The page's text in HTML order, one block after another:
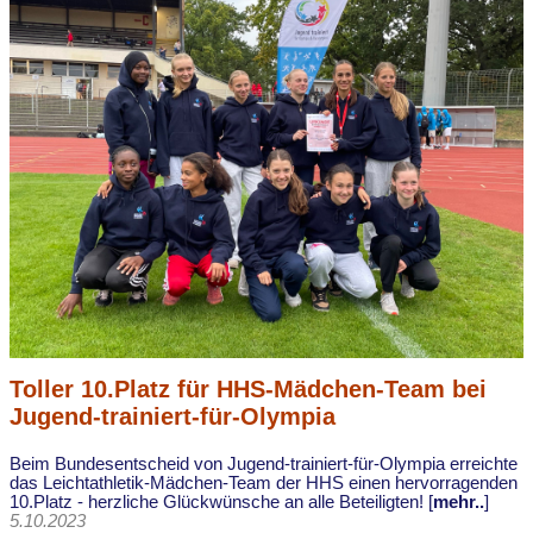
Toller 10.Platz für HHS-Mädchen-Team bei
Jugend-trainiert-für-Olympia
Beim Bundesentscheid von Jugend-trainiert-für-Olympia erreichte
das Leichtathletik-Mädchen-Team der HHS einen hervorragenden
10.Platz - herzliche Glückwünsche an alle Beteiligten! [mehr..]
5.10.2023